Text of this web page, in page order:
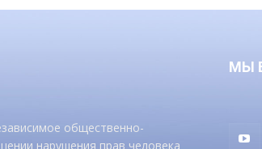
общественно-
нарушения прав человека
МЫ